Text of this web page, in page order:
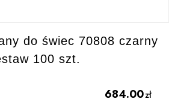
do świec 70808 czarny
100 szt.
684.00zł